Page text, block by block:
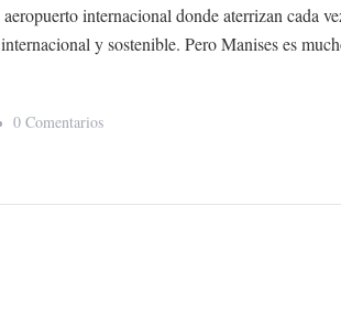
internacional donde aterrizan cada
y sostenible. Pero Manises es
0 ComentariosEn